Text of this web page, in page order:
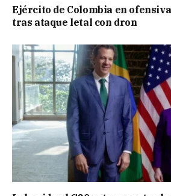
Ejército de Colombia en
tras ataque letal con dron